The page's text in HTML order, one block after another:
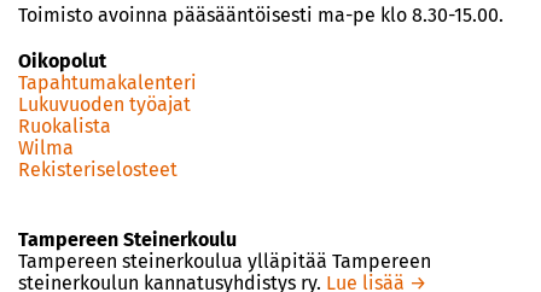
Toimisto avoinna pääsääntöisesti ma-pe klo 8.30-15.00.
Oikopolut
Tapahtumakalenteri
Lukuvuoden työajat
Ruokalista
Wilma
Rekisteriselosteet
Tampereen Steinerkoulu
Tampereen steinerkoulua ylläpitää Tampereen
steinerkoulun kannatusyhdistys ry. Lue lisää →